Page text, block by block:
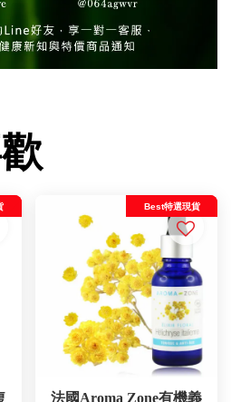
Best特選現貨
法國Aroma Zone有機義